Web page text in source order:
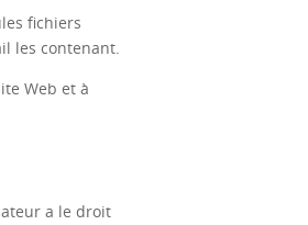
fichiers
les contenant.
Web et à
a le droit